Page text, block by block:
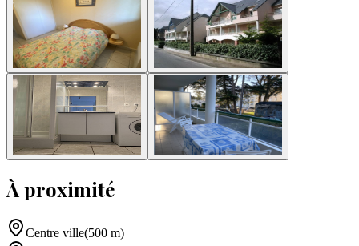
À proximité
Centre ville(500 m)